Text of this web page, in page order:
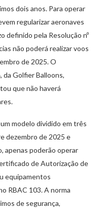
dois anos. Para operar
regularizar aeronaves
definido pela Resolução nº
não poderá realizar voos
de 2025. O
da Golfier Balloons,
que não haverá
modelo dividido em três
dezembro de 2025 e
apenas poderão operar
de Autorização de
equipamentos
RBAC 103. A norma
de segurança,